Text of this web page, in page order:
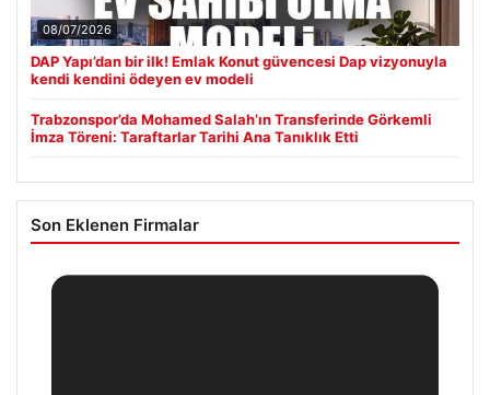
08/07/2026
DAP Yapı’dan bir ilk! Emlak Konut güvencesi Dap vizyonuyla
kendi kendini ödeyen ev modeli
Trabzonspor’da Mohamed Salah’ın Transferinde Görkemli
İmza Töreni: Taraftarlar Tarihi Ana Tanıklık Etti
Son Eklenen Firmalar